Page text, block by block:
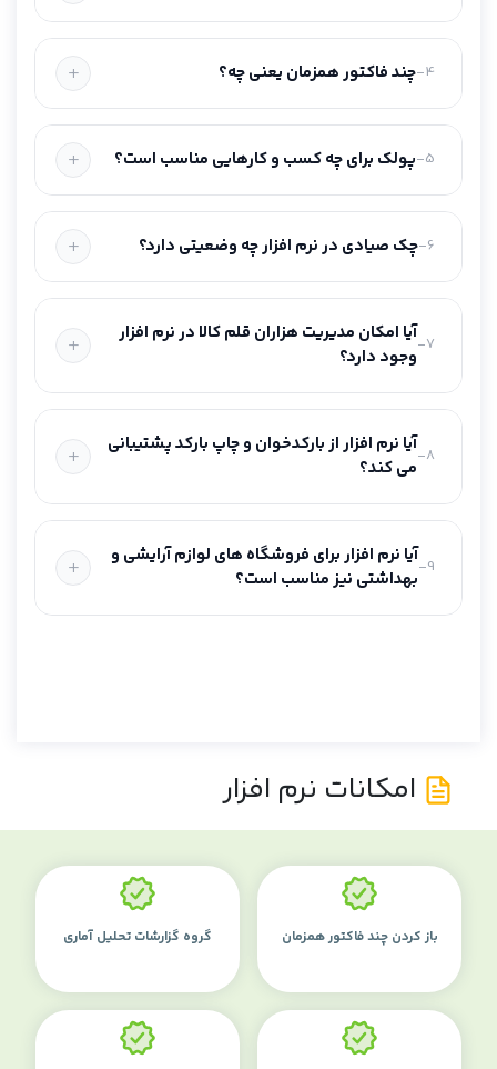
4- چند فاکتور همزمان یعنی چه؟
5- پولک برای چه کسب و کارهایی مناسب است؟
6- چک صیادی در نرم افزار چه وضعیتی دارد؟
7- آیا امکان مدیریت هزاران قلم کالا در نرم افزار
وجود دارد؟
8- آیا نرم افزار از بارکدخوان و چاپ بارکد پشتیبانی
می کند؟
9- آیا نرم افزار برای فروشگاه های لوازم آرایشی و
بهداشتی نیز مناسب است؟
امکانات نرم افزار
باز کردن چند فاکتور همزمان گروه گزارشات تحلیل آماری